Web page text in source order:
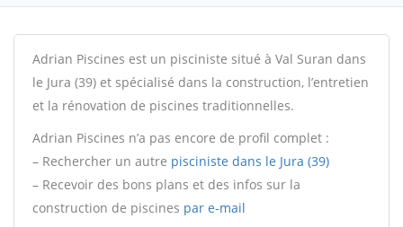
Adrian Piscines est un pisciniste situé à Val Suran dans
le Jura (39) et spécialisé dans la construction, l’entretien
et la rénovation de piscines traditionnelles.
Adrian Piscines n’a pas encore de profil complet :
– Rechercher un autre pisciniste dans le Jura (39)
– Recevoir des bons plans et des infos sur la
construction de piscines par e-mail